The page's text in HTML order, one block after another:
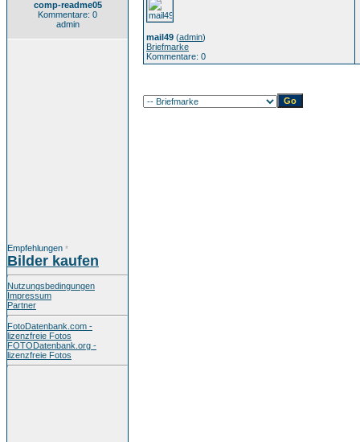
comp-readme05
Kommentare: 0
admin
Empfehlungen *
Bilder kaufen
Nutzungsbedingungen
Impressum
Partner
FotoDatenbank.com -
lizenzfreie Fotos
FOTODatenbank.org -
lizenzfreie Fotos
mail49 (admin)
Briefmarke
Kommentare: 0